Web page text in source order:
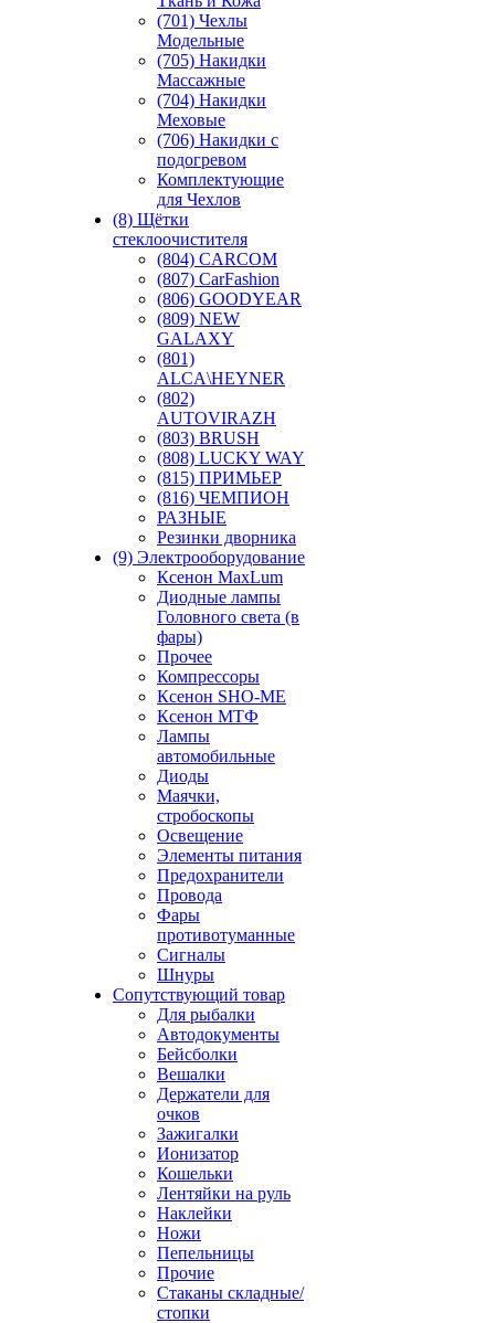
(701) Чехлы
Модельные
(705) Накидки
Массажные
(704) Накидки
Меховые
(706) Накидки с
подогревом
Комплектующие
для Чехлов
(8) Щётки
стеклоочистителя
(804) CARCOM
(807) CarFashion
(806) GOODYEAR
(809) NEW
GALAXY
(801)
ALCA\HEYNER
(802)
AUTOVIRAZH
(803) BRUSH
(808) LUCKY WAY
(815) ПРИМЬЕР
(816) ЧЕМПИОН
РАЗНЫЕ
Резинки дворника
(9) Электрооборудование
Ксенон MaxLum
Диодные лампы
Головного света (в
фары)
Прочее
Компрессоры
Ксенон SHO-ME
Ксенон МТФ
Лампы
автомобильные
Диоды
Маячки,
стробоскопы
Освещение
Элементы питания
Предохранители
Провода
Фары
противотуманные
Сигналы
Шнуры
Сопутствующий товар
Для рыбалки
Автодокументы
Бейсболки
Вешалки
Держатели для
очков
Зажигалки
Ионизатор
Кошельки
Лентяйки на руль
Наклейки
Ножи
Пепельницы
Прочие
Стаканы складные/
стопки